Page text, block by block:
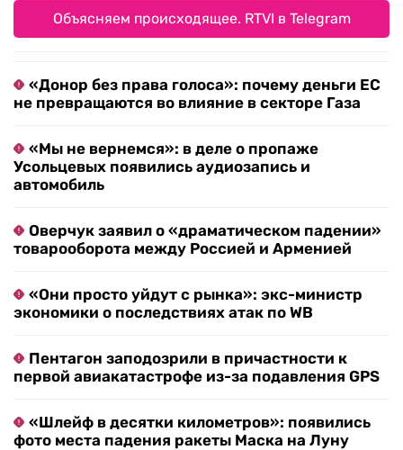
Объясняем происходящее. RTVI в Telegram
«Донор без права голоса»: почему деньги ЕС
не превращаются во влияние в секторе Газа
«Мы не вернемся»: в деле о пропаже
Усольцевых появились аудиозапись и
автомобиль
Оверчук заявил о «драматическом падении»
товарооборота между Россией и Арменией
«Они просто уйдут с рынка»: экс-министр
экономики о последствиях атак по WB
Пентагон заподозрили в причастности к
первой авиакатастрофе из-за подавления GPS
«Шлейф в десятки километров»: появились
фото места падения ракеты Маска на Луну